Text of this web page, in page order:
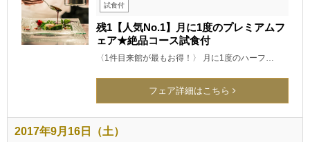
試食付
残1【人気No.1】月に1度のプレミアムフ
ェア★絶品コース試食付
〈1件目来館が最もお得！〉 月に1度のハーフ…
フェア詳細はこちら
2017年9月16日（土）